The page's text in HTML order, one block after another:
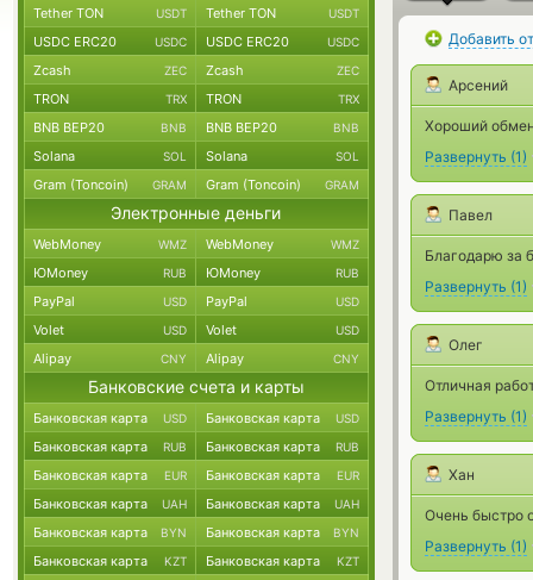
Добавить
Арсений
Хороший
Развернуть (1)
Павел
Благодарю за
Развернуть (1)
Олег
Отличная
Развернуть (1)
Хан
Очень быстро
Развернуть (1)
Tether TON USDT Tether TON USDT
USDC ERC20 USDC USDC ERC20 USDC
Zcash ZEC Zcash ZEC
TRON TRX TRON TRX
BNB BEP20 BNB BNB BEP20 BNB
Solana SOL Solana SOL
Gram (Toncoin) GRAM Gram (Toncoin) GRAM
Электронные деньги
WebMoney WMZ WebMoney WMZ
ЮMoney RUB ЮMoney RUB
PayPal USD PayPal USD
Volet USD Volet USD
Alipay CNY Alipay CNY
Банковские счета и карты
Банковская карта USD Банковская карта USD
Банковская карта RUB Банковская карта RUB
Банковская карта EUR Банковская карта EUR
Банковская карта UAH Банковская карта UAH
Банковская карта BYN Банковская карта BYN
Банковская карта KZT Банковская карта KZT